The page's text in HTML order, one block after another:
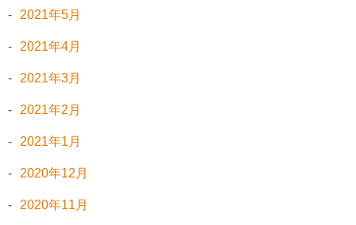
2021年5月
2021年4月
2021年3月
2021年2月
2021年1月
2020年12月
2020年11月